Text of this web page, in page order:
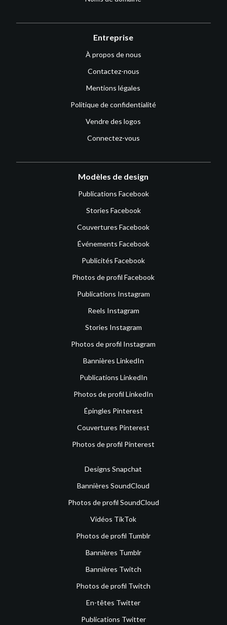
Entreprise
À propos de nous
Contactez-nous
Mentions légales
Politique de confidentialité
Vendre des logos
Connectez-vous
Modèles de design
Publications Facebook
Stories Facebook
Couvertures Facebook
Événements Facebook
Publicités Facebook
Photos de profil Facebook
Publications Instagram
Reels Instagram
Stories Instagram
Photos de profil Instagram
Bannières LinkedIn
Publications LinkedIn
Photos de profil LinkedIn
Épingles Pinterest
Couvertures Pinterest
Photos de profil Pinterest
Designs Snapchat
Bannières SoundCloud
Photos de profil SoundCloud
Vidéos TikTok
Photos de profil Tumblr
Bannières Tumblr
Bannières Twitch
Photos de profil Twitch
En-têtes Twitter
Publications Twitter